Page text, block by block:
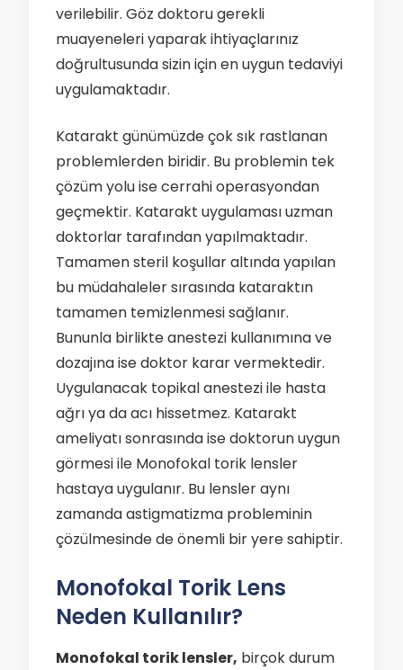
verilebilir. Göz doktoru gerekli
muayeneleri yaparak ihtiyaçlarınız
doğrultusunda sizin için en uygun tedaviyi
uygulamaktadır.
Katarakt günümüzde çok sık rastlanan
problemlerden biridir. Bu problemin tek
çözüm yolu ise cerrahi operasyondan
geçmektir. Katarakt uygulaması uzman
doktorlar tarafından yapılmaktadır.
Tamamen steril koşullar altında yapılan
bu müdahaleler sırasında kataraktın
tamamen temizlenmesi sağlanır.
Bununla birlikte anestezi kullanımına ve
dozajına ise doktor karar vermektedir.
Uygulanacak topikal anestezi ile hasta
ağrı ya da acı hissetmez. Katarakt
ameliyatı sonrasında ise doktorun uygun
görmesi ile Monofokal torik lensler
hastaya uygulanır. Bu lensler aynı
zamanda astigmatizma probleminin
çözülmesinde de önemli bir yere sahiptir.
Monofokal Torik Lens
Neden Kullanılır?
Monofokal torik lensler, birçok durum